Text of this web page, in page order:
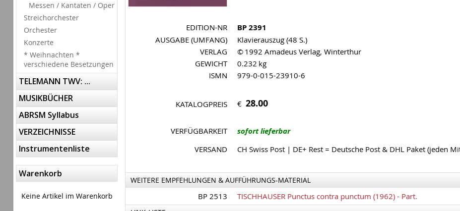
Messen / Kantaten / Oper
Streichorchester
Orchester
Konzerte
* Weihnachten *
verschiedene Besetzungen
TELEMANN TWV: ...
MUSIKBÜCHER
ABRSM Syllabus
VERZEICHNISSE
Instrumentenliste
Warenkorb
Keine Artikel im Warenkorb
EDITION-NR BP 2391
AUSGABE (UMFANG)
Klavierauszug (48 S.)
VERLAG
© 1992 Amadeus Verlag, Winterthur
GEWICHT
0.232 kg
ISMN
979-0-015-23910-6
KATALOGPREIS € 28.00
VERFÜGBARKEIT sofort lieferbar
VERSAND CH Swiss Post | DE+ Rest = Deutsche Post & DHL Paket (jeden
WEITERE EMPFEHLUNGEN & AUFFÜHRUNGS-MATERIAL
BP 2513 TISCHHAUSER Punctus contra punctum (1962) - Part.